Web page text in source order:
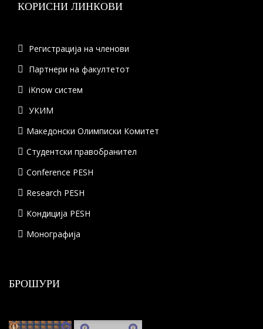
КОРИСНИ ЛИНКОВИ
Регистрација на членови
Партнери на факултетот
iKnow систем
УКИМ
Македонски Олимписки Комитет
Студентски правобранител
Conference PESH
Research PESH
Кондиција PESH
Монографија
БРОШУРИ